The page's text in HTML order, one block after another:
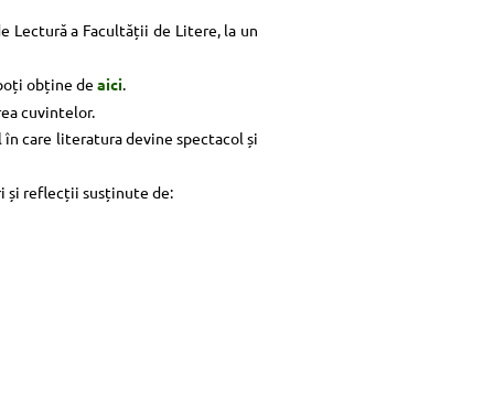
Lectură a Facultății de Litere, la un
obține de aici
cuvintelor.
care literatura devine spectacol și
și reflecții susținute de: